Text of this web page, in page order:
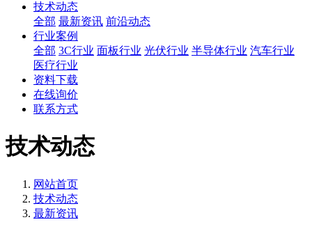
技术动态
全部 最新资讯 前沿动态
行业案例
全部 3C行业 面板行业 光伏行业 半导体行业 汽车行业
医疗行业
资料下载
在线询价
联系方式
技术动态
网站首页
技术动态
最新资讯